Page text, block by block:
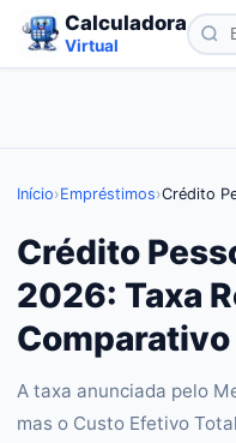
Calculadora
Virtual
Início›Empréstimos›Crédito
Crédito
2026: Taxa
A taxa anunciada pelo
mas o Custo Efetivo